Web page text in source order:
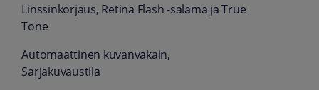
Linssinkorjaus, Retina Flash ‑salama ja True
Tone
Automaattinen kuvanvakain,
Sarjakuvaustila